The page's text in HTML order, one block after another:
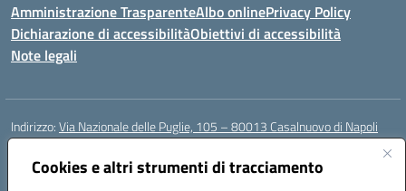
Cookies e altri strumenti di tracciamento
Amministrazione TrasparenteAlbo onlinePrivacy Policy
Dichiarazione di accessibilitàObiettivi di accessibilità
Note legali
Indirizzo:Via Nazionale delle Puglie, 105 – 80013 Casalnuovo di Napoli
Centralino:
Email:naee32300a@istruzione.it